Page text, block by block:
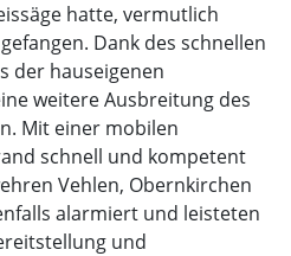
hatte, vermutlich
Dank des schnellen
der hauseigenen
weitere Ausbreitung des
Mit einer mobilen
schnell und kompetent
Vehlen, Obernkirchen
alarmiert und leisteten
und